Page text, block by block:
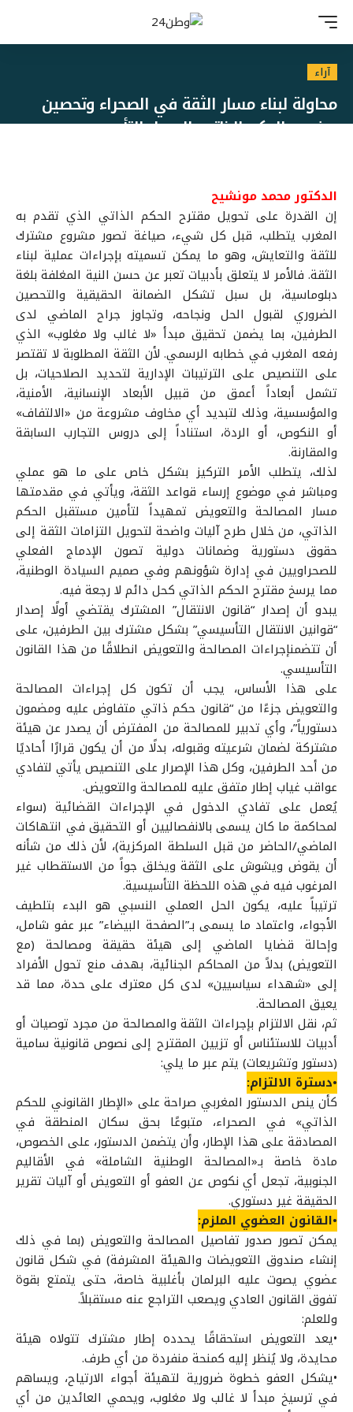
آراء
محاولة لبناء مسار الثقة في الصحراء وتحصين
مشروع الحكم الذاتي: المسار التأسيسي
الدكتور محمد مونشيح
إن القدرة على تحويل مقترح الحكم الذاتي الذي تقدم به
المغرب يتطلب، قبل كل شيء، صياغة تصور مشروع مشترك
للثقة والتعايش، وهو ما يمكن تسميته بإجراءات عملية لبناء
الثقة. فالأمر لا يتعلق بأدبيات تعبر عن حسن النية المغلفة بلغة
دبلوماسية، بل سبل تشكل الضمانة الحقيقية والتحصين
الضروري لقبول الحل ونجاحه، وتجاوز جراح الماضي لدى
الطرفين، بما يضمن تحقيق مبدأ «لا غالب ولا مغلوب» الذي
رفعه المغرب في خطابه الرسمي. لأن الثقة المطلوبة لا تقتصر
على التنصيص على الترتيبات الإدارية لتحديد الصلاحيات، بل
تشمل أبعاداً أعمق من قبيل الأبعاد الإنسانية، الأمنية،
والمؤسسية، وذلك لتبديد أي مخاوف مشروعة من «الالتفاف»
أو النكوص، أو الردة، استناداً إلى دروس التجارب السابقة
والمقارنة.
لذلك، يتطلب الأمر التركيز بشكل خاص على ما هو عملي
ومباشر في موضوع إرساء قواعد الثقة، ويأتي في مقدمتها
مسار المصالحة والتعويض تمهيداً لتأمين مستقبل الحكم
الذاتي، من خلال طرح آليات واضحة لتحويل التزامات الثقة إلى
حقوق دستورية وضمانات دولية تصون الإدماج الفعلي
للصحراويين في إدارة شؤونهم وفي صميم السيادة الوطنية،
مما يرسخ مقترح الحكم الذاتي كحل دائم لا رجعة فيه.
يبدو أن إصدار “قانون الانتقال” المشترك يقتضي أولًا إصدار
“قوانين الانتقال التأسيسي” بشكل مشترك بين الطرفين، على
أن تتضمنإجراءات المصالحة والتعويض انطلاقًا من هذا القانون
التأسيسي.
على هذا الأساس، يجب أن تكون كل إجراءات المصالحة
والتعويض جزءًا من “قانون حكم ذاتي متفاوض عليه ومضمون
دستورياً”، وأي تدبير للمصالحة من المفترض أن يصدر عن هيئة
مشتركة لضمان شرعيته وقبوله، بدلًا من أن يكون قرارًا أحاديًا
من أحد الطرفين، وكل هذا الإصرار على التنصيص يأتي لتفادي
عواقب غياب إطار متفق عليه للمصالحة والتعويض.
يُعمل على تفادي الدخول في الإجراءات القضائية (سواء
لمحاكمة ما كان يسمى بالانفصاليين أو التحقيق في انتهاكات
الماضي/الحاضر من قبل السلطة المركزية)، لأن ذلك من شأنه
أن يقوض ويشوش على الثقة ويخلق جواً من الاستقطاب غير
المرغوب فيه في هذه اللحظة التأسيسية.
ترتيباً عليه، يكون الحل العملي النسبي هو البدء بتلطيف
الأجواء، واعتماد ما يسمى بـ”الصفحة البيضاء” عبر عفو شامل،
وإحالة قضايا الماضي إلى هيئة حقيقة ومصالحة (مع
التعويض) بدلاً من المحاكم الجنائية، بهدف منع تحول الأفراد
إلى «شهداء سياسيين» لدى كل معترك على حدة، مما قد
يعيق المصالحة.
ثم، نقل الالتزام بإجراءات الثقة والمصالحة من مجرد توصيات أو
أدبيات للاستئناس أو تزيين المقترح إلى نصوص قانونية سامية
(دستور وتشريعات) يتم عبر ما يلي:
•دسترة الالتزام:
كأن ينص الدستور المغربي صراحة على «الإطار القانوني للحكم
الذاتي» في الصحراء، متبوعًا بحق سكان المنطقة في
المصادقة على هذا الإطار، وأن يتضمن الدستور، على الخصوص،
مادة خاصة بـ«المصالحة الوطنية الشاملة» في الأقاليم
الجنوبية، تجعل أي نكوص عن العفو أو التعويض أو آليات تقرير
الحقيقة غير دستوري.
•القانون العضوي الملزم:
يمكن تصور صدور تفاصيل المصالحة والتعويض (بما في ذلك
إنشاء صندوق التعويضات والهيئة المشرفة) في شكل قانون
عضوي يصوت عليه البرلمان بأغلبية خاصة، حتى يتمتع بقوة
تفوق القانون العادي ويصعب التراجع عنه مستقبلاً.
وللعلم:
•يعد التعويض استحقاقًا يحدده إطار مشترك تتولاه هيئة
محايدة، ولا يُنظر إليه كمنحة منفردة من أي طرف.
•يشكل العفو خطوة ضرورية لتهيئة أجواء الارتياح، ويساهم
في ترسيخ مبدأ لا غالب ولا مغلوب، ويحمي العائدين من أي